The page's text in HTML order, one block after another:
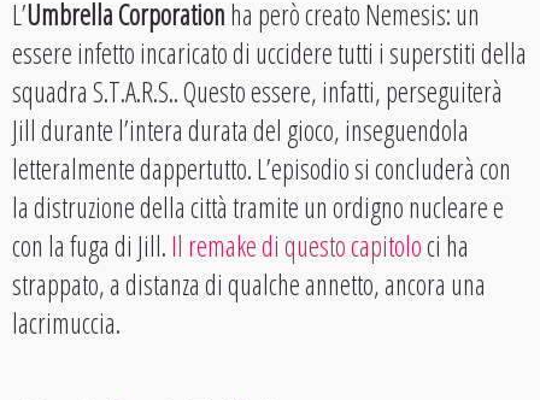
L’Umbrella Corporationha però creato Nemesis: un
essere infetto incaricato di uccidere tutti i superstiti della
squadra S.T.A.R.S.. Questo essere, infatti, perseguiterà
Jill durante l’intera durata del gioco, inseguendola
letteralmente dappertutto. L’episodio si concluderà con
la distruzione della città tramite un ordigno nucleare e
con la fuga di Jill.Il remake di questo capitoloci ha
strappato, a distanza di qualche annetto, ancora una
lacrimuccia.